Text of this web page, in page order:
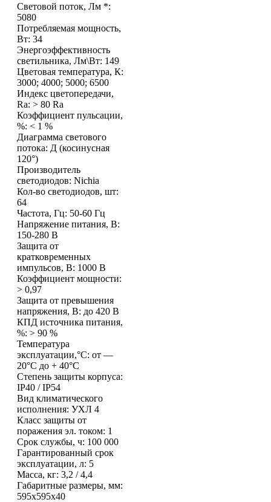
Световой поток, Лм *:
5080
Потребляемая мощность,
Вт: 34
Энергоэффективность
светильника, Лм\Вт: 149
Цветовая температура, К:
3000; 4000; 5000; 6500
Индекс цветопередачи,
Ra: > 80 Ra
Коэффициент пульсации,
%: < 1 %
Диаграмма светового
потока: Д (косинусная
120°)
Производитель
светодиодов: Nichia
Кол-во светодиодов, шт:
64
Частота, Гц: 50-60 Гц
Напряжение питания, В:
150-280 В
Защита от
кратковременных
импульсов, В: 1000 В
Коэффициент мощности:
> 0,97
Защита от превышения
напряжения, В: до 420 В
КПД источника питания,
%: > 90 %
Температура
эксплуатации,°C: от —
20°C до + 40°C
Степень защиты корпуса:
IP40 / IP54
Вид климатического
исполнения: УХЛ 4
Класс защиты от
поражения эл. током: 1
Срок службы, ч: 100 000
Гарантированный срок
эксплуатации, л: 5
Масса, кг: 3,2 / 4,4
Габаритные размеры, мм:
595х595х40